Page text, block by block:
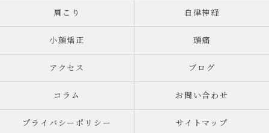
肩こり 自律神経
小顔矯正 頭痛
アクセス ブログ
コラム お問い合わせ
プライバシーポリシー サイトマップ